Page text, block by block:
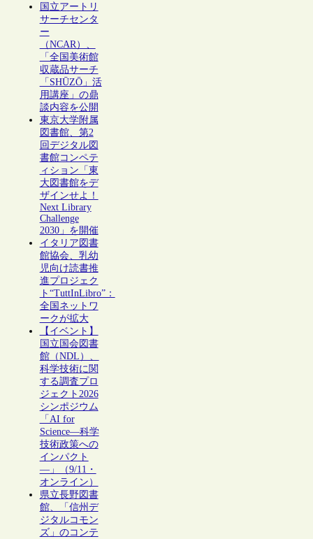
国立アートリ
サーチセンタ
ー
（NCAR）、
「全国美術館
収蔵品サーチ
「SHŪZŌ」活
用講座」の鼎
談内容を公開
東京大学附属
図書館、第2
回デジタル図
書館コンペテ
ィション「東
大図書館をデ
ザインせよ！
Next Library
Challenge
2030」を開催
イタリア図書
館協会、乳幼
児向け読書推
進プロジェク
ト“TuttInLibro”：
全国ネットワ
ークが拡大
【イベント】
国立国会図書
館（NDL）、
科学技術に関
する調査プロ
ジェクト2026
シンポジウム
「AI for
Science―科学
技術政策への
インパクト
―」（9/11・
オンライン）
県立長野図書
館、「信州デ
ジタルコモン
ズ」のコンテ